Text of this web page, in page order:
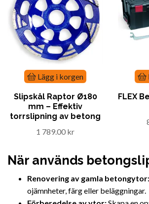
Lägg i korgen
Slipskål Raptor Ø180
mm – Effektiv
torrslipning av betong
1 789.00 kr
FLEX
När används
Renovering av gamla betongytor:
ojämnheter, färg eller beläggningar.